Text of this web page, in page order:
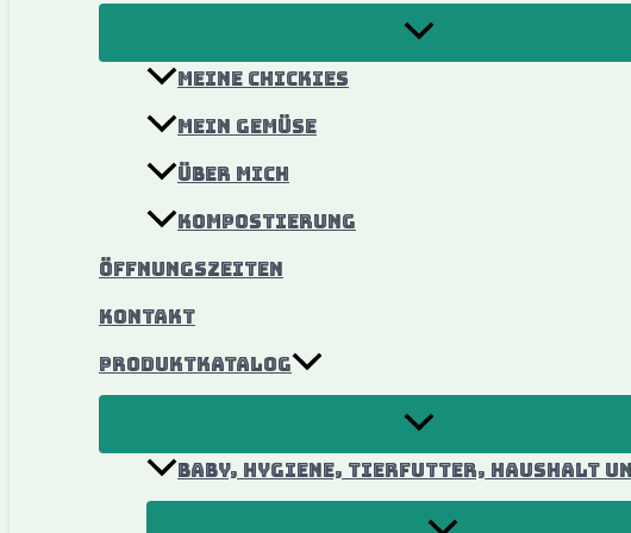
Meine Chickies
Mein Gemüse
Über mich
Kompostierung
ÖFFNUNGSZEITEN
KONTAKT
Produktkatalog
Baby, Hygiene, Tierfutter, Haushalt